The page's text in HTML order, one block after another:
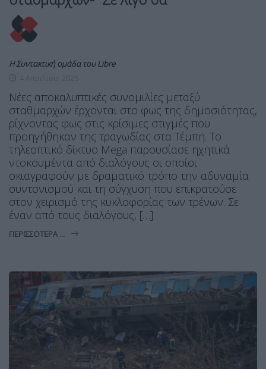
Η Συντακτική ομάδα του Libre
Νέες αποκαλυπτικές συνομιλίες μεταξύ
σταθμαρχών έρχονται στο φως της δημοσιότητας,
ρίχνοντας φως στις κρίσιμες στιγμές που
προηγήθηκαν της τραγωδίας στα Τέμπη. Το
τηλεοπτικό δίκτυο Mega παρουσίασε ηχητικά
ντοκουμέντα από διαλόγους οι οποίοι
σκιαγραφούν με δραματικό τρόπο την αδυναμία
συντονισμού και τη σύγχυση που επικρατούσε
στον χειρισμό της κυκλοφορίας των τρένων. Σε
έναν από τους διαλόγους, […]
ΠΕΡΙΣΣΌΤΕΡΑ ...